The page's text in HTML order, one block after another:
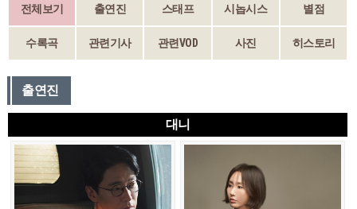
전체보기 출연진 스태프 시놉시스 별점
수록곡 관련기사 관련VOD 사진 히스토리
출연진
대니